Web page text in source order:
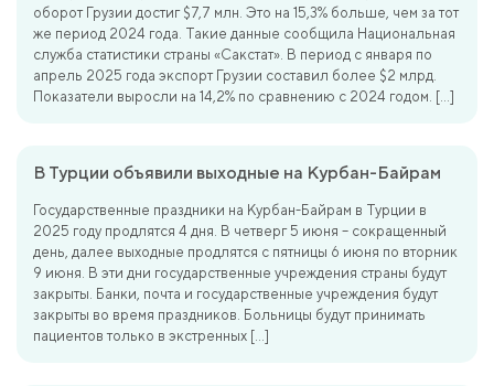
оборот Грузии достиг $7,7 млн. Это на 15,3% больше, чем за тот
же период 2024 года. Такие данные сообщила Национальная
служба статистики страны «Сакстат». В период с января по
апрель 2025 года экспорт Грузии составил более $2 млрд.
Показатели выросли на 14,2% по сравнению с 2024 годом. […]
В Турции объявили выходные на Курбан-Байрам
Государственные праздники на Курбан-Байрам в Турции в
2025 году продлятся 4 дня. В четверг 5 июня – сокращенный
день, далее выходные продлятся с пятницы 6 июня по вторник
9 июня. В эти дни государственные учреждения страны будут
закрыты. Банки, почта и государственные учреждения будут
закрыты во время праздников. Больницы будут принимать
пациентов только в экстренных […]